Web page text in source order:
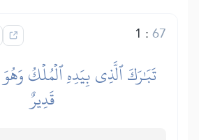
1 :67
تَبَٰرَكَ ٱلَّذِي بِيَدِهِ ٱلۡمُلۡكُ
قَدِيرٌ